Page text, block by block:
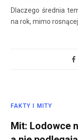
Dlaczego średnia
na rok, mimo
FAKTY I MITY
Mit: Lodowce